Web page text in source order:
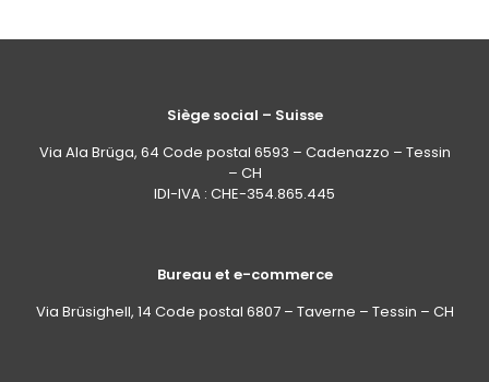
Siège social – Suisse
Via Ala Brüga, 64 Code postal 6593 – Cadenazzo – Tessin
– CH
IDI-IVA : CHE-354.865.445
Bureau et e-commerce
Via Brüsighell, 14 Code postal 6807 – Taverne – Tessin – CH